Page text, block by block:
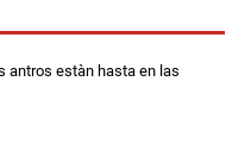
antros estàn hasta en las